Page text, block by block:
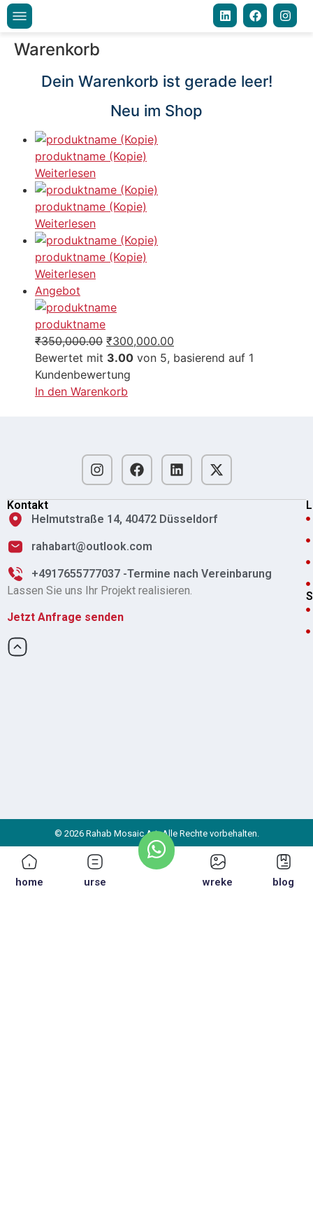
Warenkorb
Dein Warenkorb ist gerade leer!
Neu im Shop
produktname (Kopie)
Weiterlesen
produktname (Kopie)
Weiterlesen
produktname (Kopie)
Weiterlesen
Angebot
produktname
₹350,000.00 ₹300,000.00
Bewertet mit 3.00 von 5, basierend auf 1
Kundenbewertung
In den Warenkorb
Kontakt
Helmutstraße 14, 40472 Düsseldorf
rahabart@outlook.com
+4917655777037 -Termine nach Vereinbarung
Lassen Sie uns Ihr Projekt realisieren.
Jetzt Anfrage senden
© 2026 Rahab Mosaic Art. Alle Rechte vorbehalten.
home urse wreke blog